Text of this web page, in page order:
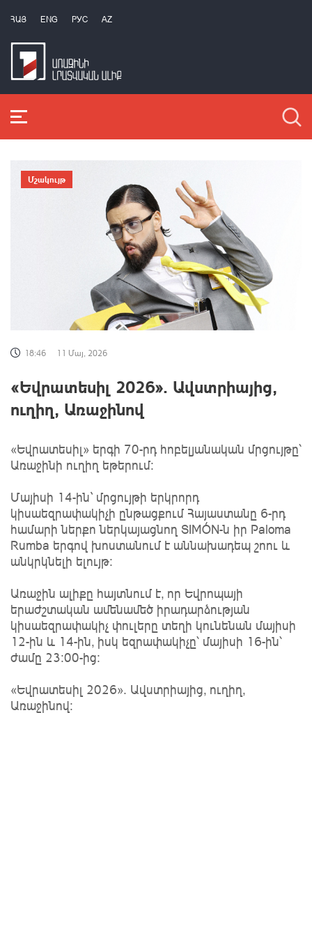
ՀԱՅ ENG РУС AZ
Մշակույթ
18:46 11 Մայ, 2026
«Եվրատեսիլ 2026». Ավստրիայից,
ուղիղ, Առաջինով
«Եվրատեսիլ» երգի 70-րդ հոբելյանական մրցույթը՝
Առաջինի ուղիղ եթերում։
Մայիսի 14-ին` մրցույթի երկրորդ
կիսաեզրափակիչի ընթացքում Հայաստանը 6-րդ
համարի ներքո ներկայացնող SIMÓN-ն իր Paloma
Rumba երգով խոստանում է աննախադեպ շոու և
անկրկնելի ելույթ։
Առաջին ալիքը հայտնում է, որ Եվրոպայի
երաժշտական ամենամեծ իրադարձության
կիսաեզրափակիչ փուլերը տեղի կունենան մայիսի
12-ին և 14-ին, իսկ եզրափակիչը՝ մայիսի 16-ին՝
ժամը 23:00-ից։
«Եվրատեսիլ 2026». Ավստրիայից, ուղիղ,
Առաջինով։